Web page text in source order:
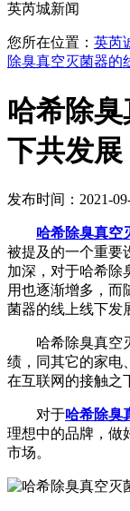
英芮城新闻
您所在位置： 英芮
除臭真空灭菌器的
哈希除
下共发展
发布时间：2021-
哈希除臭真空
被提及的一个重要
加深，对于哈希除
用也逐渐增多，而
菌器的线上线下发
哈希除臭真空灭
绩，同其它的家电
在互联网的接触之
对于哈希除臭
理想中的品牌，做
市场。